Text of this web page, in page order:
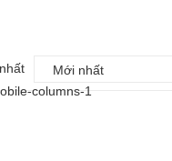
columns-1